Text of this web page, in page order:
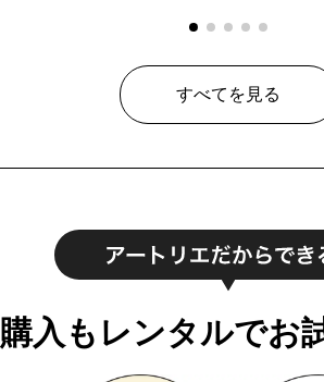
すべてを見る
購入もレンタルでお